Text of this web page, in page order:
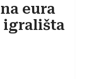
eura
igrališta